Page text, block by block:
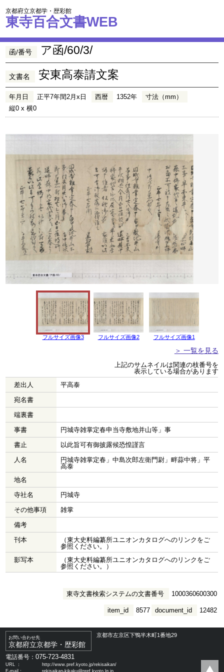
京都府立京都学・歴彩館
東寺百合文書WEB
函/番号 ア函/60/3/
文書名 安東高泰請文案
年月日 正平7年閏2月x日 西暦 1352年
寸法（mm）
縦0 x 横0
フルサイズ画像3 フルサイズ画像2 フルサイズ画像1
＞ 一覧を見る
上記のサムネイルは関連の枝番号を
表示している場合があります
差出人
平高泰
宛名書
端裏書
事書
円城寺雑掌定春申当寺敷地并山等」事
書止
以此旨可有御披露候恐惶謹言
人名
円城寺雑掌定春」中島次郎左衛門尉」畔蒜中将」平
高泰
地名
寺社名
円城寺
その他事項
雑掌
備考
刊本
（東大史料編纂所ユニオンカタログへのリンクをご
参照ください。）
影写本
（東大史料編纂所ユニオンカタログへのリンクをご
参照ください。）
東寺文書検索システムの文書番号 1000360600300
document_id 12482
item_id 8577
お問い合わせ先
京都府立京都学・歴彩館
京都市左京区下鴨半木町1番地29
電話番号：075-723-4831
URL ：
http://www.pref.kyoto.jp/rekisaikan/
E-mail：
rekisaikan-kikaku@pref.kyoto.lg.jp